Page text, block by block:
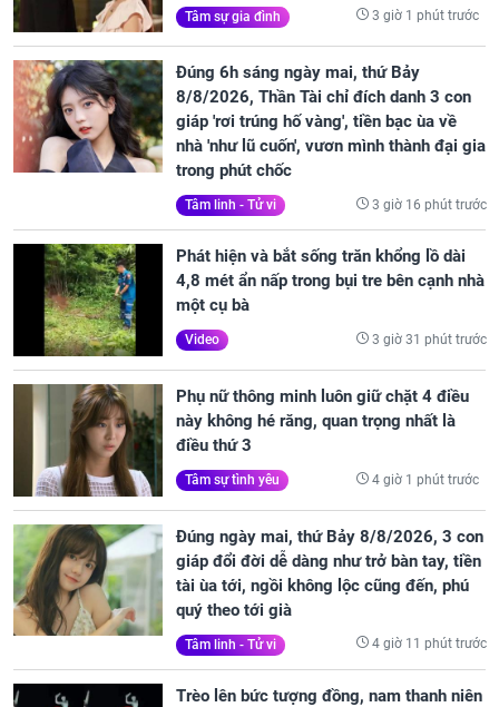
Tâm sự gia đình 3 giờ 1 phút trước
Đúng 6h sáng ngày mai, thứ Bảy
8/8/2026, Thần Tài chỉ đích danh 3 con
giáp 'rơi trúng hố vàng', tiền bạc ùa về
nhà 'như lũ cuốn', vươn mình thành đại gia
trong phút chốc
Tâm linh - Tử vi 3 giờ 16 phút trước
Phát hiện và bắt sống trăn khổng lồ dài
4,8 mét ẩn nấp trong bụi tre bên cạnh nhà
một cụ bà
Video 3 giờ 31 phút trước
Phụ nữ thông minh luôn giữ chặt 4 điều
này không hé răng, quan trọng nhất là
điều thứ 3
Tâm sự tình yêu 4 giờ 1 phút trước
Đúng ngày mai, thứ Bảy 8/8/2026, 3 con
giáp đổi đời dễ dàng như trở bàn tay, tiền
tài ùa tới, ngồi không lộc cũng đến, phú
quý theo tới già
Tâm linh - Tử vi 4 giờ 11 phút trước
Trèo lên bức tượng đồng, nam thanh niên